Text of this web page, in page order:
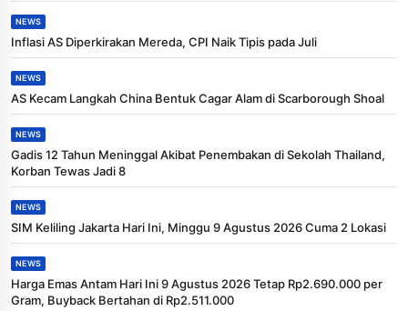
NEWS
Inflasi AS Diperkirakan Mereda, CPI Naik Tipis pada Juli
NEWS
AS Kecam Langkah China Bentuk Cagar Alam di Scarborough Shoal
NEWS
Gadis 12 Tahun Meninggal Akibat Penembakan di Sekolah Thailand,
Korban Tewas Jadi 8
NEWS
SIM Keliling Jakarta Hari Ini, Minggu 9 Agustus 2026 Cuma 2 Lokasi
NEWS
Harga Emas Antam Hari Ini 9 Agustus 2026 Tetap Rp2.690.000 per
Gram, Buyback Bertahan di Rp2.511.000